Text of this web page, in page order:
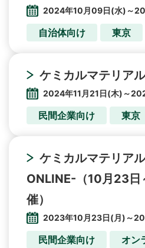
2024年10月09日(水)～
自治体向け 東京
ケミカルマテリア
2024年11月21日(木)～
民間企業向け 東京
ケミカルマテリア
ONLINE-（10月23日
催）
2023年10月23日(月)～
民間企業向け オン